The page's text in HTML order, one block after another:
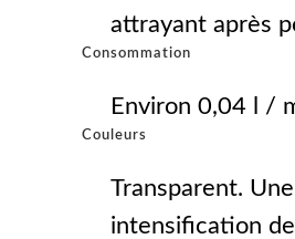
attrayant après
Consommation
Environ 0,04 l /
Couleurs
Transparent. Une
intensification